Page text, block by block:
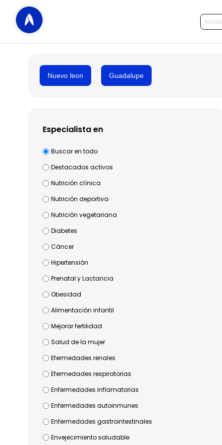
Nuevo leon Guadalupe
Especialista en
Buscar en todo
Destacados activos
Nutrición clínica
Nutrición deportiva
Nutrición vegetariana
Diabetes
Cáncer
Hipertensión
Prenatal y Lactancia
Obesidad
Alimentación infantil
Mejorar fertilidad
Salud de la mujer
Efermedades renales
Efermedades respiratorias
Enfermedades inflamatorias
Enfermedades autoinmunes
Enfermedades gastrointestinales
Envejecimiento saludable